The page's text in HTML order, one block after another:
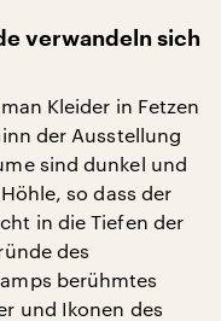
verwandeln sich
Kleider in Fetzen
der Ausstellung
sind dunkel und
so dass der
in die Tiefen der
des
berühmtes
und Ikonen des